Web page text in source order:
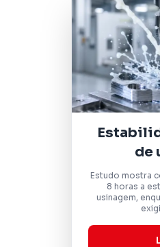
de
Estudo mostra
8 horas a
usinagem,